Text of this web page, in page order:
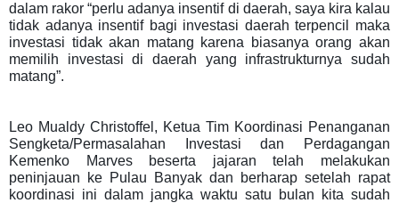
dalam rakor “perlu adanya insentif di daerah, saya kira kalau
tidak adanya insentif bagi investasi daerah terpencil maka
investasi tidak akan matang karena biasanya orang akan
memilih investasi di daerah yang infrastrukturnya sudah
matang”.
Leo Mualdy Christoffel, Ketua Tim Koordinasi Penanganan
Sengketa/Permasalahan Investasi dan Perdagangan
Kemenko Marves beserta jajaran telah melakukan
peninjauan ke Pulau Banyak dan berharap setelah rapat
koordinasi ini dalam jangka waktu satu bulan kita sudah